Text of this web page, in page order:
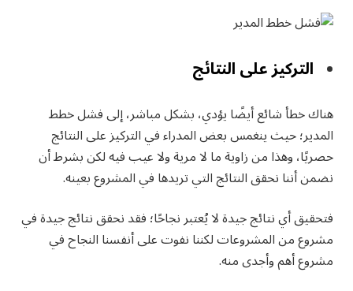
التركيز على النتائج
هناك خطأ شائع أيضًا يؤدي، بشكل مباشر، إلى فشل خطط
المدير؛ حيث ينغمس بعض المدراء في التركيز على النتائج
حصريًا، وهذا من زاوية ما لا مرية ولا عيب فيه لكن بشرط أن
نضمن أننا نحقق النتائج التي تريدها في المشروع بعينه.
فتحقيق أي نتائج جيدة لا يُعتبر نجاحًا؛ فقد نحقق نتائج جيدة في
مشروع من المشروعات لكننا نفوت على أنفسنا النجاح في
مشروع أهم وأجدى منه.